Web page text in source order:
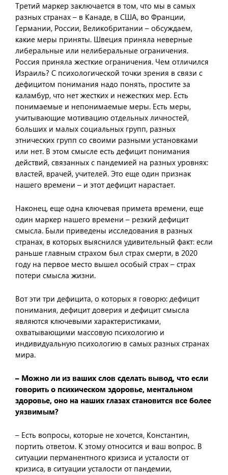
Третий маркер заключается в том, что мы в самых
разных странах – в Канаде, в США, во Франции,
Германии, России, Великобритании – обсуждаем,
какие меры приняты. Швеция приняла неверные
либеральные или нелиберальные ограничения.
Россия приняла жесткие ограничения. Чем отличился
Израиль? С психологической точки зрения в связи с
дефицитом понимания надо понять, простите за
каламбур, что нет жестких и нежестких мер. Есть
понимаемые и непонимаемые меры. Есть меры,
учитывающие мотивацию отдельных личностей,
больших и малых социальных групп, разных
этнических групп со своими разными установками
или нет. В этом смысле есть дефицит понимания
действий, связанных с пандемией на разных уровнях:
властей, врачей, учителей. Это еще один признак
нашего времени – и этот дефицит нарастает.
Наконец, еще одна ключевая примета времени, еще
один маркер нашего времени – резкий дефицит
смысла. Были приведены исследования в разных
странах, в которых выяснился удивительный факт: если
раньше главным страхом был страх смерти, в 2020
году на первое место вышел особый страх – страх
потери смысла жизни.
Вот эти три дефицита, о которых я говорю: дефицит
понимания, дефицит доверия и дефицит смысла
являются ключевыми характеристиками,
охватывающими массовую психологию и
индивидуальную психологию в самых разных странах
мира.
– Можно ли из ваших слов сделать вывод, что если
говорить о психическом здоровье, ментальном
здоровье, оно на наших глазах становится все более
уязвимым?
– Есть вопросы, которые не хочется, Константин,
портить ответом. К этому относится и ваш вопрос. В
ситуации перманентного кризиса и усталости от
кризиса, в ситуации усталости от пандемии,